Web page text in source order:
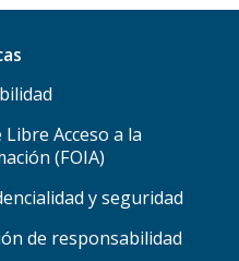
Libre Acceso a la
(FOIA)
y seguridad
de responsabilidad